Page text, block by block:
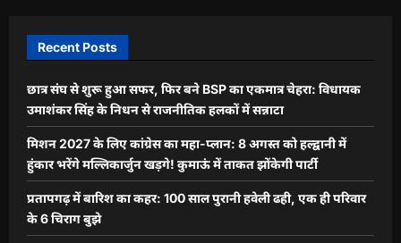
Recent Posts
छात्र संघ से शुरू हुआ सफर, फिर बने BSP का एकमात्र चेहरा: विधायक
उमाशंकर सिंह के निधन से राजनीतिक हलकों में सन्नाटा
मिशन 2027 के लिए कांग्रेस का महा-प्लान: 8 अगस्त को हल्द्वानी में
हुंकार भरेंगे मल्लिकार्जुन खड़गे! कुमाऊं में ताकत झोंकेगी पार्टी
प्रतापगढ़ में बारिश का कहर: 100 साल पुरानी हवेली ढही, एक ही परिवार
के 6 चिराग बुझे